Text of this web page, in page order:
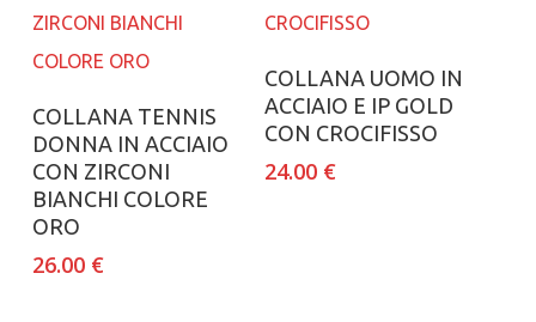
Aggiungi al carrello
COLLANA TENNIS
DONNA IN ACCIAIO
CON ZIRCONI
BIANCHI COLORE
ORO
26.00 €
Aggiungi al carrello
COLLANA UOMO IN
ACCIAIO E IP GOLD
CON CROCIFISSO
24.00 €